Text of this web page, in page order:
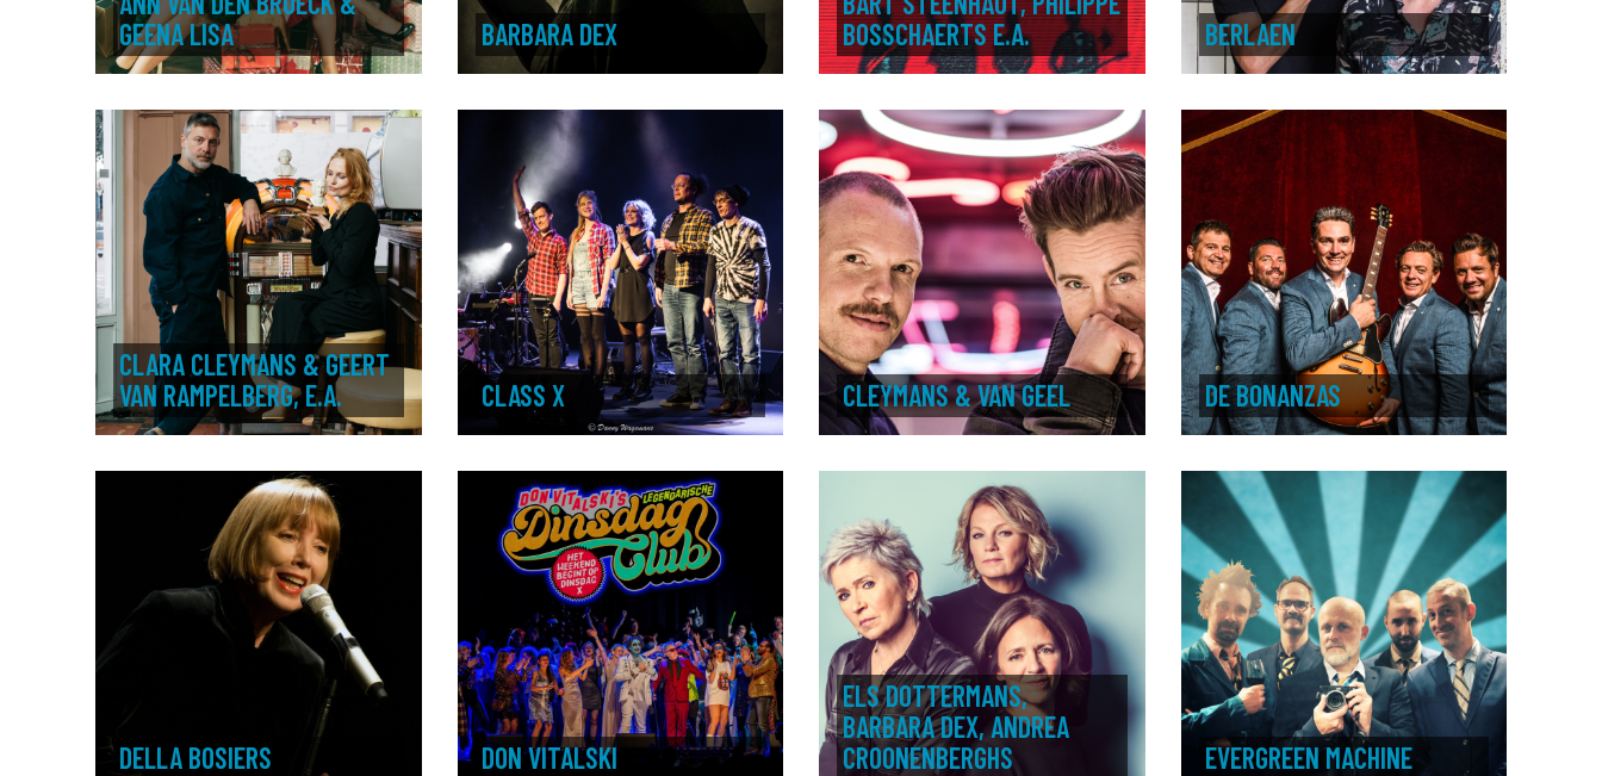
GEENA LISA
BARBARA DEX
BOSSCHAERTS E.A.
BERLAEN
CLARA CLEYMANS & GEERT
VAN RAMPELBERG, E.A.
CLASS X CLEYMANS & VAN GEEL DE BONANZAS
DELLA BOSIERS DON VITALSKI
ELS DOTTERMANS,
BARBARA DEX, ANDREA
CROONENBERGHS
EVERGREEN MACHINE